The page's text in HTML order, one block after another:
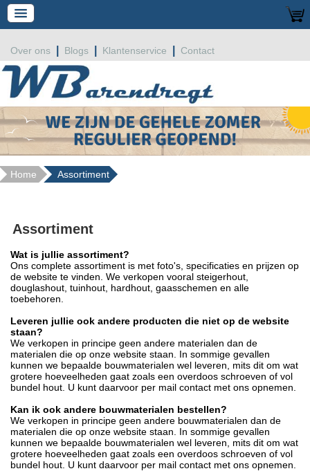
Over ons Blogs Klantenservice Contact
Home Assortiment
Assortiment
Wat is jullie assortiment?
Ons complete assortiment is met foto's, specificaties en prijzen op
de website te vinden. We verkopen vooral steigerhout,
douglashout, tuinhout, hardhout, gaasschemen en alle
toebehoren.
Leveren jullie ook andere producten die niet op de website
staan?
We verkopen in principe geen andere materialen dan de
materialen die op onze website staan. In sommige gevallen
kunnen we bepaalde bouwmaterialen wel leveren, mits dit om wat
grotere hoeveelheden gaat zoals een overdoos schroeven of vol
bundel hout. U kunt daarvoor per mail contact met ons opnemen.
Kan ik ook andere bouwmaterialen bestellen?
We verkopen in principe geen andere bouwmaterialen dan de
materialen die op onze website staan. In sommige gevallen
kunnen we bepaalde bouwmaterialen wel leveren, mits dit om wat
grotere hoeveelheden gaat zoals een overdoos schroeven of vol
bundel hout. U kunt daarvoor per mail contact met ons opnemen.